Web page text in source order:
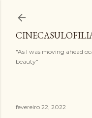
"As I was moving ahead
beauty"
fevereiro 22, 2022